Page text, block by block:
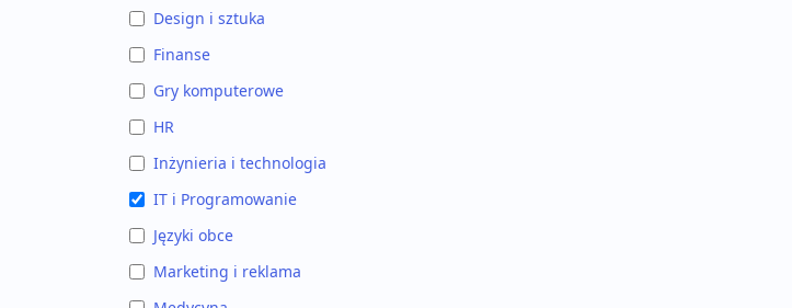
Design i sztuka
Finanse
Gry komputerowe
HR
Inżynieria i technologia
IT i Programowanie
Języki obce
Marketing i reklama